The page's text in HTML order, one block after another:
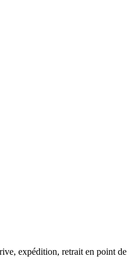
expédition, retrait en point de